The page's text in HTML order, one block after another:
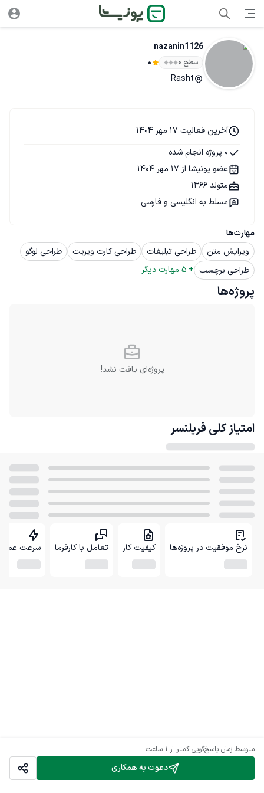
nazanin1126
سطح ۰ 0
Rasht
دعوت به همکاری
متوسط زمان پاسخ‌گویی کمتر از 1 ساعت
مهارت‌ها
ویرایش متن
طراحی تبلیغات طراحی کارت ویزیت
طراحی لوگو
طراحی برچسب +
5 مهارت دیگر
آخرین فعالیت 17 مهر 1404
0 پروژه انجام شده
عضو پونیشا از 17 مهر 1404
متولد 1366
مسلط به انگلیسی و فارسی
پروژه‌ها
پروژه‌ای یافت نشد!
امتیاز کلی فریلنسر
نرخ موفقیت در پروژه‌ها کیفیت کار تعامل با کارفرما سرعت عمل